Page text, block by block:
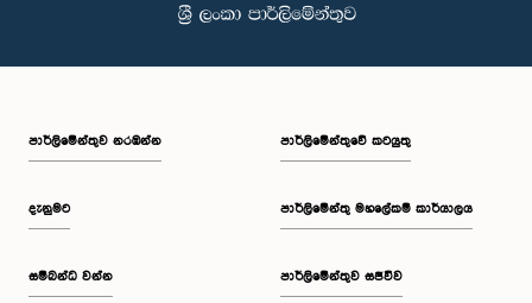
පාර්ලි‌මේන්තුව නරඹන්න
දැනුමට
සම්බන්ධ වන්න
පාර්ලිමේන්තුවේ කටයුතු
පාර්ලිමේන්තු මහලේකම් කාර්යාලය
පාර්ලිමේන්තුව සජීවීව